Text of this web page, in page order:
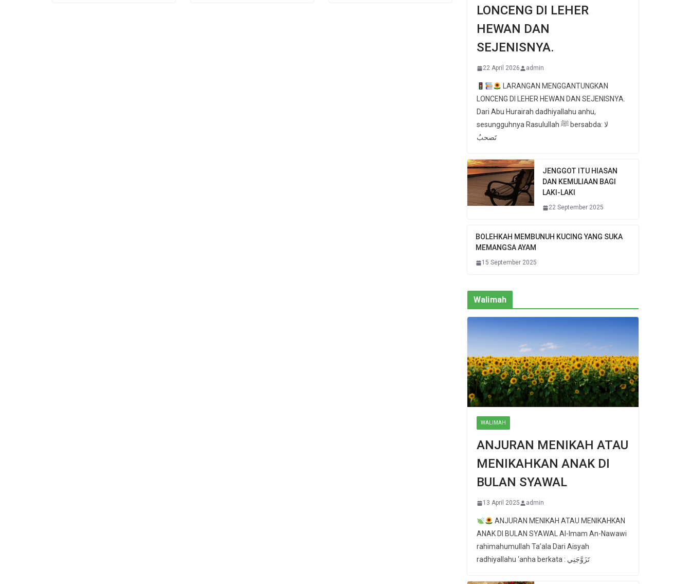
LONCENG DI LEHER
HEWAN DAN
SEJENISNYA.
22 April 2026 admin
LARANGAN MENGGANTUNGKAN
LONCENG DI LEHER HEWAN DAN SEJENISNYA.
Dari Abu Hurairah dadhiyallahu anhu,
sesungguhnya Rasulullah ﷺ bersabda: لا
تَصحبُ
JENGGOT ITU HIASAN
DAN KEMULIAAN BAGI
LAKI-LAKI
22 September 2025
BOLEHKAH MEMBUNUH KUCING YANG SUKA
MEMANGSA AYAM
15 September 2025
Walimah
WALIMAH
ANJURAN MENIKAH ATAU
MENIKAHKAN ANAK DI
BULAN SYAWAL
13 April 2025 admin
ANJURAN MENIKAH ATAU MENIKAHKAN
ANAK DI BULAN SYAWAL Al-Imam An-Nawawi
rahimahumullah Ta’ala Dari Aisyah
radhiyallahu ‘anha berkata : تَزَوَّجَنِي